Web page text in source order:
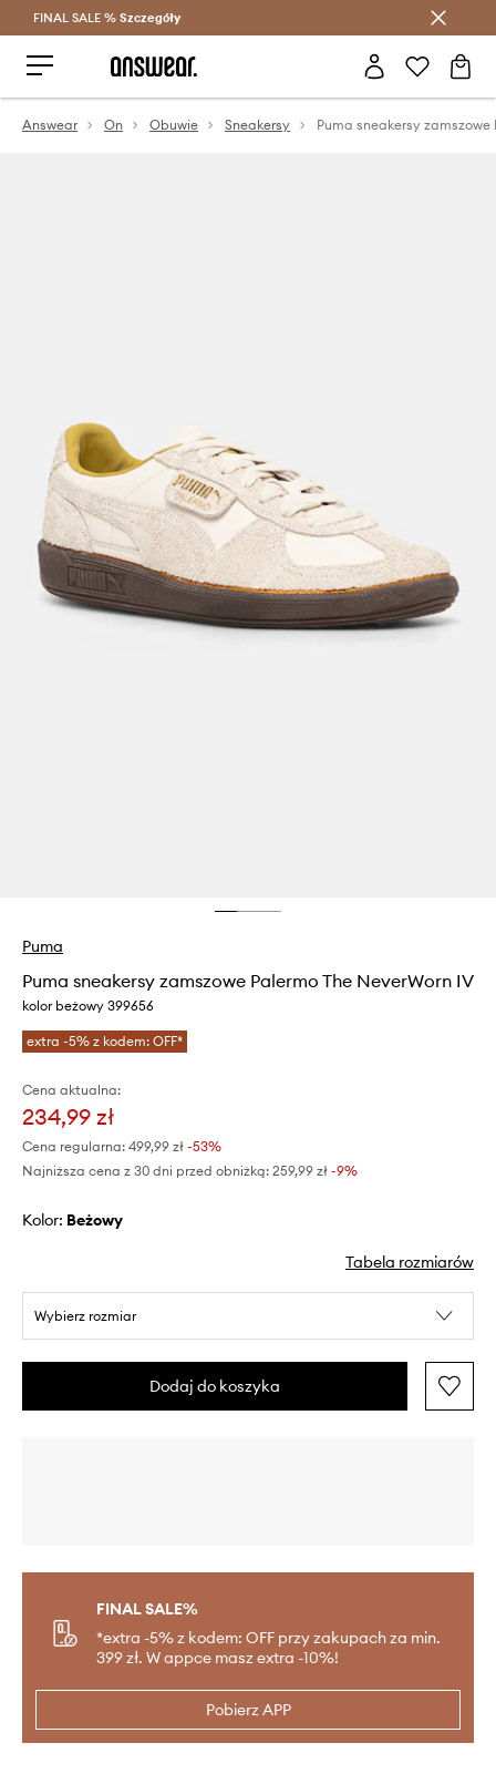
Oszczędzaj z Answear Club >
FINAL SALE % Szczegóły
Answear On Obuwie Sneakersy
Puma
Puma sneakersy zamszowe Palermo The NeverWorn IV
kolor beżowy 399656
extra -5% z kodem: OFF*
Cena aktualna:
234,99 zł
Cena regularna: 499,99 zł -53%
Najniższa cena z 30 dni przed obniżką: 259,99 zł -9%
Kolor: beżowy
Tabela rozmiarów
Wybierz rozmiar
Dodaj do koszyka
FINAL SALE%
*extra -5% z kodem: OFF przy zakupach za min.
399 zł. W appce masz extra -10%!
Pobierz APP